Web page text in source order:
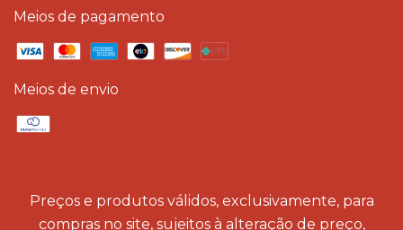
Meios de pagamento
Meios de envio
Preços e produtos válidos, exclusivamente, para
compras no site, sujeitos à alteração de preço,